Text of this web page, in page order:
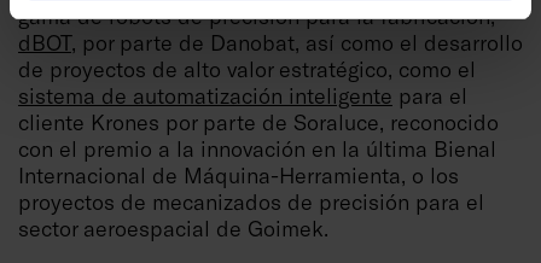
gama de robots de precisión para la fabricación,
dBOT, por parte de Danobat, así como el desarrollo
de proyectos de alto valor estratégico, como el
sistema de automatización inteligente para el
cliente Krones por parte de Soraluce, reconocido
con el premio a la innovación en la última Bienal
Internacional de Máquina-Herramienta, o los
proyectos de mecanizados de precisión para el
sector aeroespacial de Goimek.